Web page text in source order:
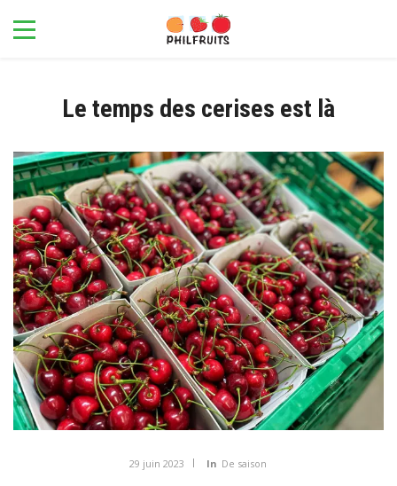
Le temps des cerises est là
29 juin 2023 In De saison